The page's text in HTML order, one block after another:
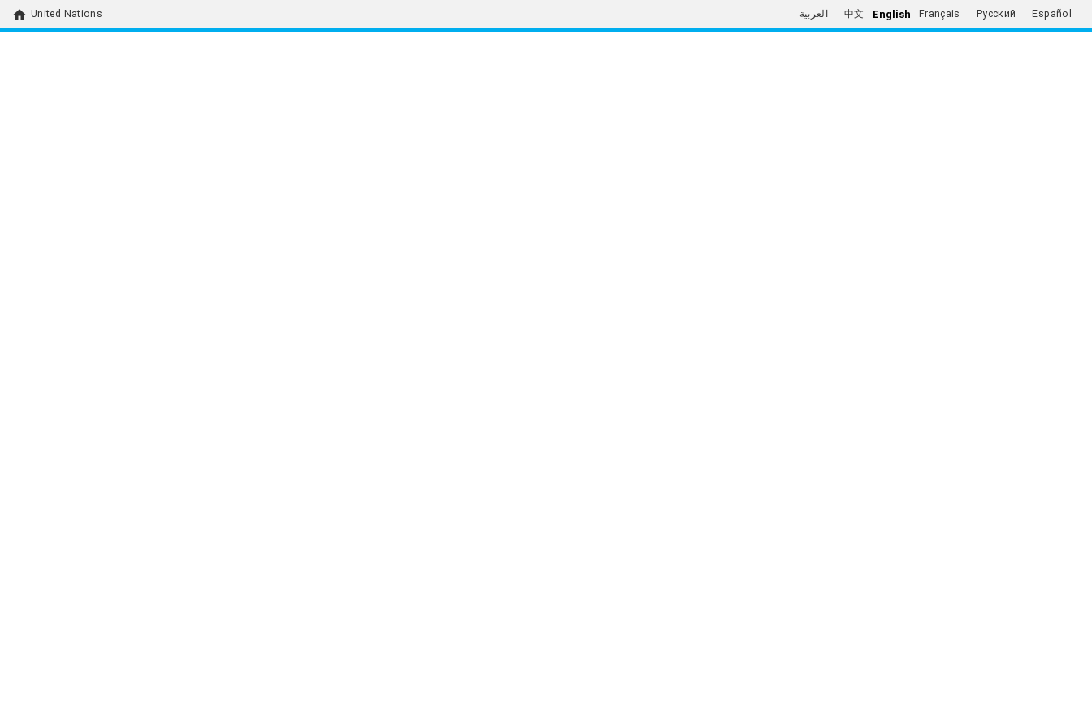
home United Nations العربية 中文 English Français Русский Español